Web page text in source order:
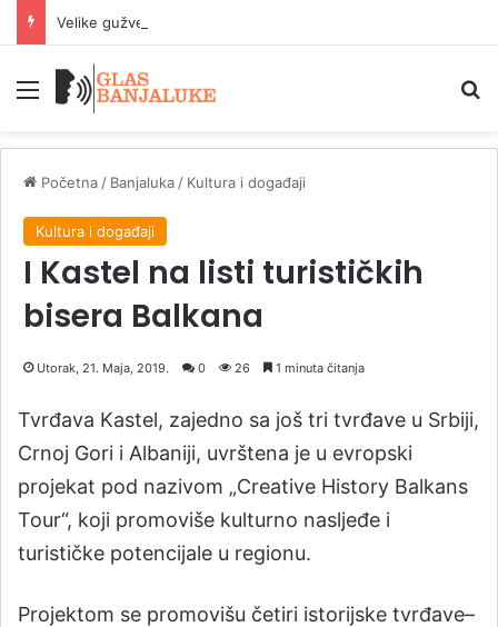
Meni
Početna / Banjaluka / Kultura i događaji
Kultura i događaji
I Kastel na listi turističkih
bisera Balkana
Utorak, 21. Maja, 2019. 0 26 1 minuta čitanja
Tvrđava Kastel, zajedno sa još tri tvrđave u Srbiji,
Crnoj Gori i Albaniji, uvrštena je u evropski
projekat pod nazivom „Creative History Balkans
Tour“, koji promoviše kulturno nasljeđe i
turističke potencijale u regionu.
Projektom se promovišu četiri istorijske tvrđave–